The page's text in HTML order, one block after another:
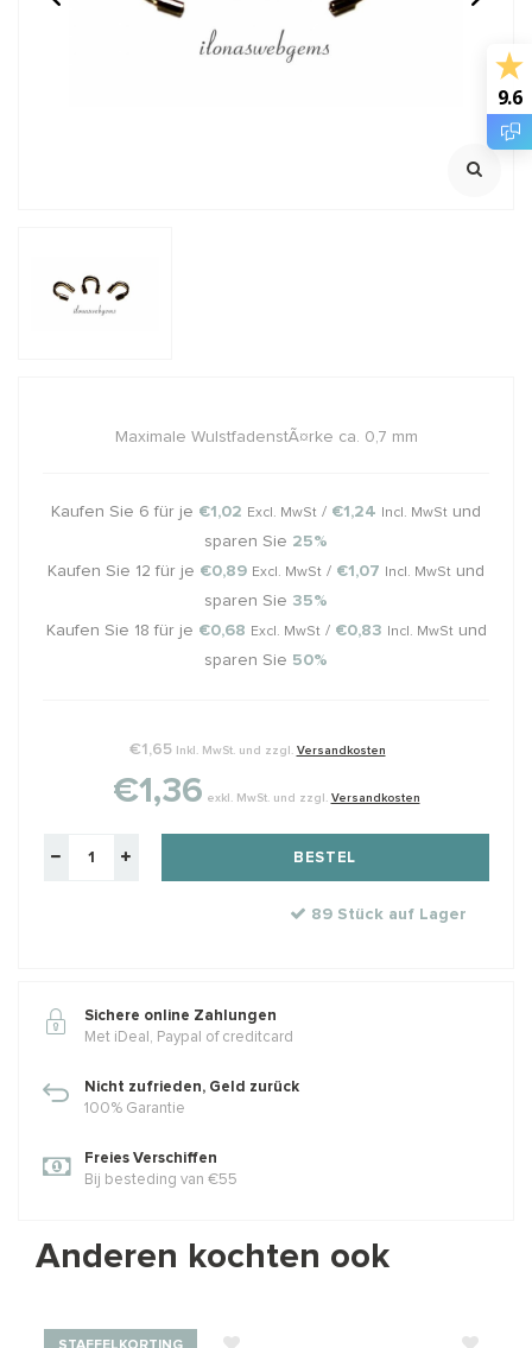
€0,28
Maximale WulstfadenstÃ¤rke ca. 0,7 mm
Kaufen Sie 6 für je €1,02 Excl. MwSt / €1,24 Incl. MwSt und
sparen Sie 25%
Kaufen Sie 12 für je €0,89 Excl. MwSt / €1,07 Incl. MwSt und
sparen Sie 35%
Kaufen Sie 18 für je €0,68 Excl. MwSt/ €0,83 Incl. MwStund
sparen Sie 50%
€1,65 Inkl. MwSt. und zzgl. Versandkosten
€1,36 exkl. MwSt. und zzgl. Versandkosten
BESTEL
89 Stück auf Lager
Sichere online Zahlungen
Met iDeal, Paypal of creditcard
Nicht zufrieden, Geld zurück
100% Garantie
Freies Verschiffen
Bij besteding van €55
Anderen kochten ook
9.6